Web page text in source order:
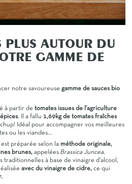
PLUS AUTOUR DU
GAMME DE
notre savoureuse gamme de sauces bio
à partir detomates issues de l’agriculture
. Il a fallu 1,69kg de tomates fraîches
Idéal pour accompagner vos meilleures
ou les viandes…
est préparée selon la méthode originale,
brunes, appelées Brassica Juncea.
à base de vinaigre d’alcool,
avec du vinaigre de cidre, ce qui